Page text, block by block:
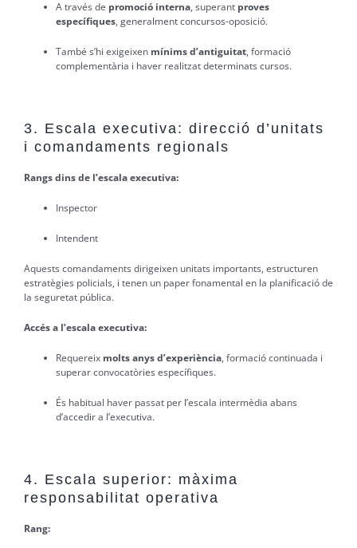
A través de promoció interna, superant proves
específiques, generalment concursos-oposició.
També s’hi exigeixen mínims d’antiguitat, formació
complementària i haver realitzat determinats cursos.
3. Escala executiva: direcció d’unitats
i comandaments regionals
Rangs dins de l’escala executiva:
Inspector
Intendent
Aquests comandaments dirigeixen unitats importants, estructuren
estratègies policials, i tenen un paper fonamental en la planificació de
la seguretat pública.
Accés a l’escala executiva:
Requereix molts anys d’experiència, formació continuada i
superar convocatòries específiques.
És habitual haver passat per l’escala intermèdia abans
d’accedir a l’executiva.
4. Escala superior: màxima
responsabilitat operativa
Rang: